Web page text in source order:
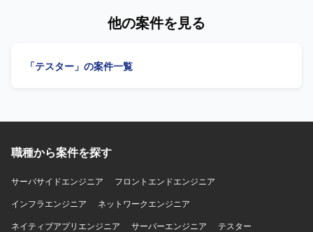
滑にコミュニケーションを取りながら方向性を見出せる方
主体的に推進できる方を歓迎します。 【ポジションの魅
ェクト推進だけでなく、PMO体制や進め方の設計、ベンダ
ントスキルを発揮できます。また、先方PMO担当者の育成
けます。 【開発環境】 経費精算システムのリニューアルに
おり、一部でAWSを利用したサービス・システムの活用が
想定されています。
す。 【ポジションの魅力】 大規模Web業務アプリケーショ
他の案件を見る
「テスター」の案件一覧
職種から案件を探す
サーバサイドエンジニア
フロントエンドエンジニア
インフラエンジニア
ネットワークエンジニア
ネイティブアプリエンジニア
サーバーエンジニア
テスター